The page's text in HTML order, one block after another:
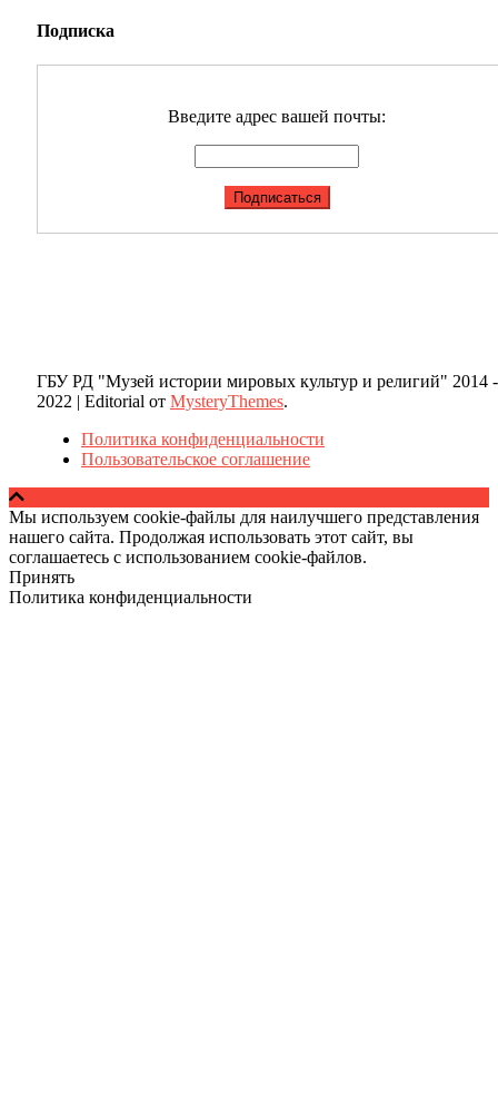
Подписка
Введите адрес вашей почты:
ГБУ РД "Музей истории мировых культур и религий" 2014 -
2022 | Editorial от MysteryThemes.
Политика конфиденциальности
Пользовательское соглашение
Мы используем cookie-файлы для наилучшего представления
нашего сайта. Продолжая использовать этот сайт, вы
соглашаетесь с использованием cookie-файлов.
Принять
Политика конфиденциальности